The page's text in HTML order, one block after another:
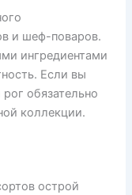
и шеф-поваров.
ингредиентами
Если вы
обязательно
коллекции.
острой